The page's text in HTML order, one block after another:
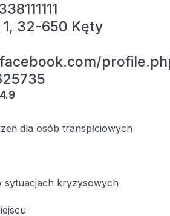
1, 32-650 Kęty
dla osób transpłciowych
sytuacjach kryzysowych